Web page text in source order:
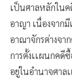
เป็นศาลหลักในค
อาญา เนื่องจาก
อาณาจักรต่างจา
การตั้งเเผนกคดี
อยู่ในอำนาจศาล